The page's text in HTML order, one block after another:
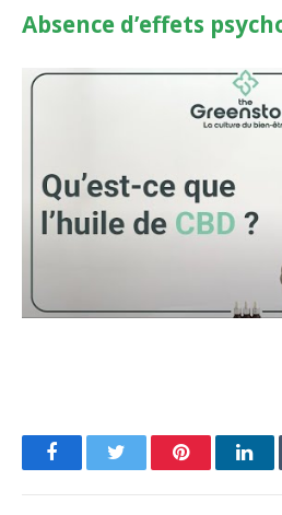
Absence d’effets
FacebookTwitter Pinterest